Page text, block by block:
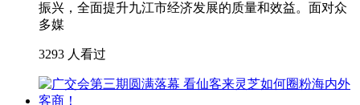
振兴，全面提升九江市经济发展的质量和效益。面对众
多媒
3293 人看过